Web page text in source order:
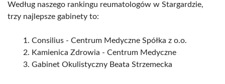
Według naszego rankingu reumatologów w Stargardzie,
trzy najlepsze gabinety to:
Consilius - Centrum Medyczne Spółka z o.o.
Kamienica Zdrowia - Centrum Medyczne
Gabinet Okulistyczny Beata Strzemecka